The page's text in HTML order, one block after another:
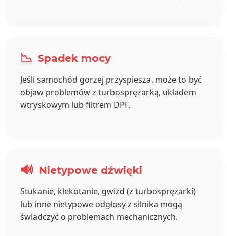
📉 Spadek mocy
Jeśli samochód gorzej przyspiesza, może to być
objaw problemów z turbosprężarką, układem
wtryskowym lub filtrem DPF.
🔊 Nietypowe dźwięki
Stukanie, klekotanie, gwizd (z turbosprężarki)
lub inne nietypowe odgłosy z silnika mogą
świadczyć o problemach mechanicznych.